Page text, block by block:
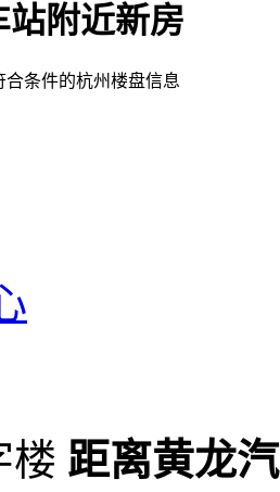
附近新房
合条件的杭州楼盘信息
楼 距离黄龙